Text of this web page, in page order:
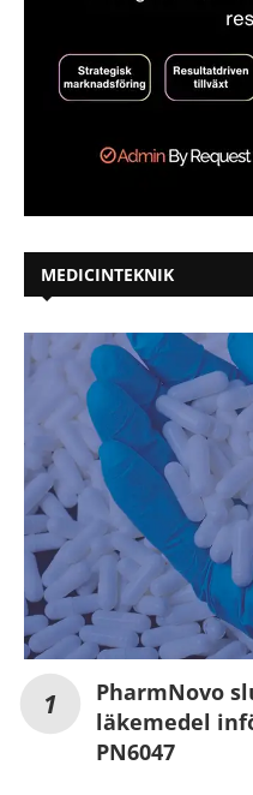
MEDICINTEKNIK
PharmNovo
läkemedel
PN6047